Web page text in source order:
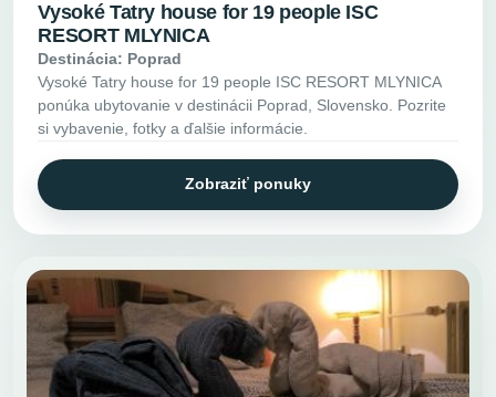
Vysoké Tatry house for 19 people ISC
RESORT MLYNICA
Destinácia: Poprad
Vysoké Tatry house for 19 people ISC RESORT MLYNICA
ponúka ubytovanie v destinácii Poprad, Slovensko. Pozrite
si vybavenie, fotky a ďalšie informácie.
Zobraziť ponuky